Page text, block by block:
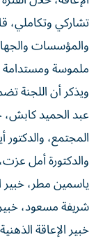
تشاركي وتكاملي،
والمؤسسات
ملموسة ومستدامة
ويذكر أن اللجنة
عبد الحميد كابش،
المجتمع،
والدكتورة أمل
ياسمين مطر، خبير
شريفة مسعود، خبير
خبير الإعاقة